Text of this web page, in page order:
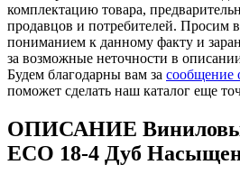
комплектацию товара,
продавцов и потребителей. Просим
пониманием к данному факту и
за возможные неточности в
Будем благодарны вам за сообщение
поможет сделать наш каталог еще
ОПИСАНИЕ
ECO 18-4 Дуб